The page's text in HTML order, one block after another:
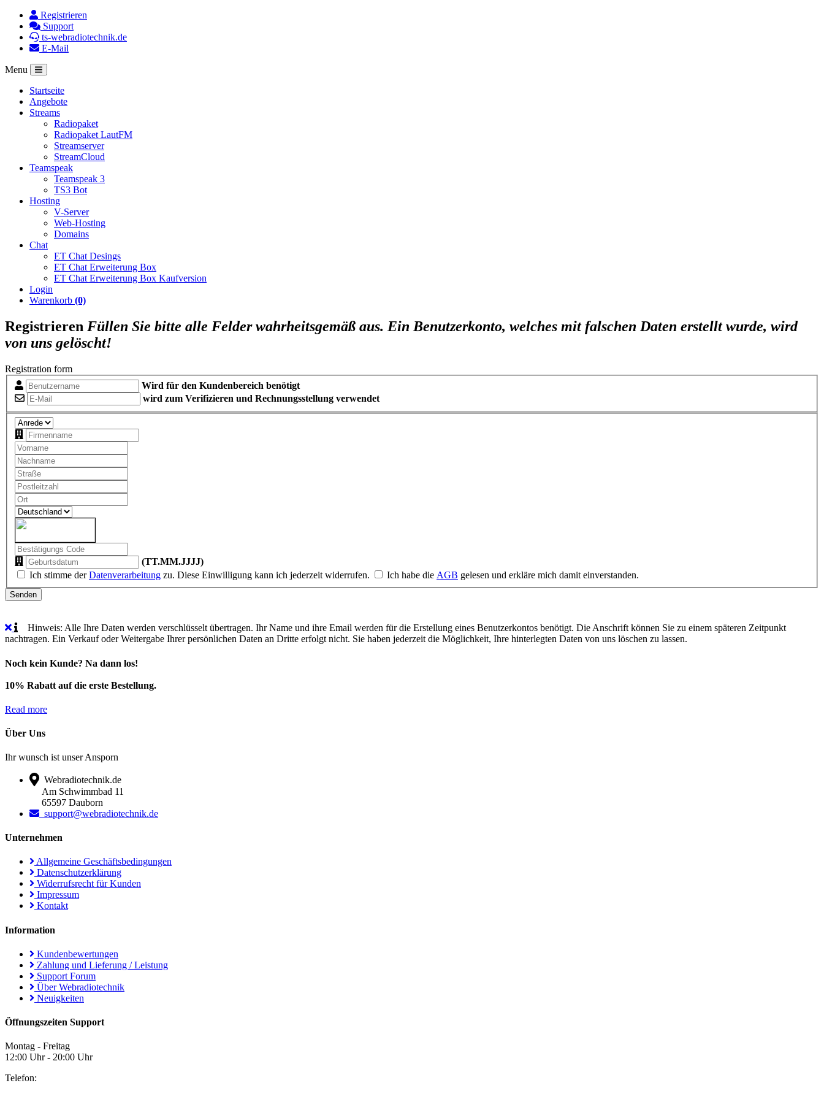
Registrieren
Support
ts-webradiotechnik.de
E-Mail
Menu
Startseite
Angebote
Streams
Radiopaket
Radiopaket LautFM
Streamserver
StreamCloud
Teamspeak
Teamspeak 3
TS3 Bot
Hosting
V-Server
Web-Hosting
Domains
Chat
ET Chat Desings
ET Chat Erweiterung Box
ET Chat Erweiterung Box Kaufversion
Login
Warenkorb (0)
Registrieren Füllen Sie bitte alle Felder wahrheitsgemäß aus. Ein Benutzerkonto, welches mit falschen Daten erstellt wurde, wird
von uns gelöscht!
Registration form
Wird für den Kundenbereich benötigt
wird zum Verifizieren und Rechnungsstellung verwendet
(TT.MM.JJJJ)
Ich stimme derDatenverarbeitung zu. Diese Einwilligung kann ich jederzeit widerrufen. Ich habe die AGB gelesen und erkläre mich damit einverstanden.
Senden
Hinweis: Alle Ihre Daten werden verschlüsselt übertragen. Ihr Name und ihre Email werden für die Erstellung eines Benutzerkontos benötigt. Die Anschrift können Sie zu einem späteren Zeitpunkt
nachtragen. Ein Verkauf oder Weitergabe Ihrer persönlichen Daten an Dritte erfolgt nicht. Sie haben jederzeit die Möglichkeit, Ihre hinterlegten Daten von uns löschen zu lassen.
Noch kein Kunde? Na dann los!
10% Rabatt auf die erste Bestellung.
Read more
Über Uns
Ihr wunsch ist unser Ansporn
Webradiotechnik.de
Am Schwimmbad 11
65597 Dauborn
support@webradiotechnik.de
Unternehmen
Allgemeine Geschäftsbedingungen
Datenschutzerklärung
Widerrufsrecht für Kunden
Impressum
Kontakt
Information
Kundenbewertungen
Zahlung und Lieferung / Leistung
Support Forum
Über Webradiotechnik
Neuigkeiten
Öffnungszeiten Support
Montag - Freitag
12:00 Uhr - 20:00 Uhr
Telefon: